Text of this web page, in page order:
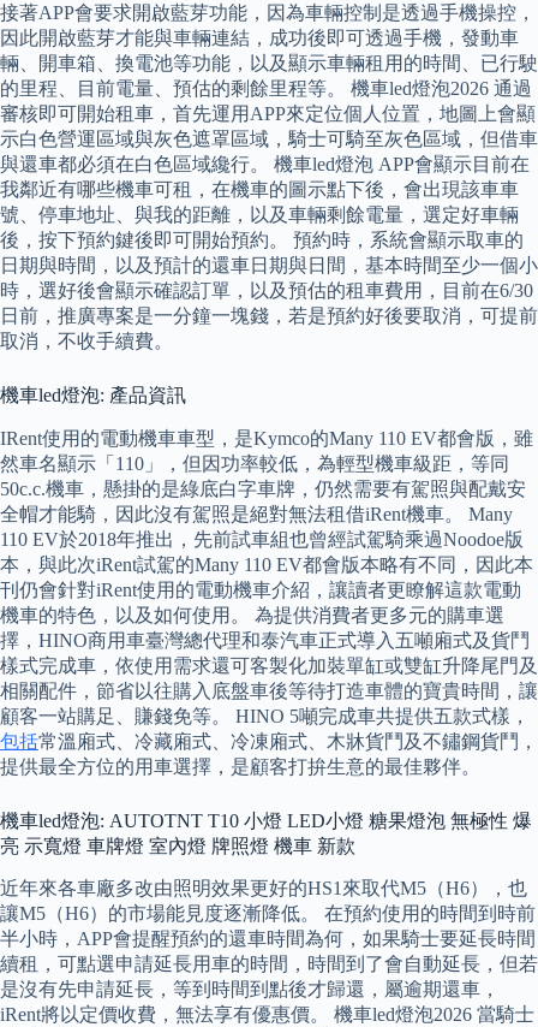
接著APP會要求開啟藍芽功能，因為車輛控制是透過手機操控，
因此開啟藍芽才能與車輛連結，成功後即可透過手機，發動車
輛、開車箱、換電池等功能，以及顯示車輛租用的時間、已行駛
的里程、目前電量、預估的剩餘里程等。 機車led燈泡2026 通過
審核即可開始租車，首先運用APP來定位個人位置，地圖上會顯
示白色營運區域與灰色遮罩區域，騎士可騎至灰色區域，但借車
與還車都必須在白色區域纔行。 機車led燈泡 APP會顯示目前在
我鄰近有哪些機車可租，在機車的圖示點下後，會出現該車車
號、停車地址、與我的距離，以及車輛剩餘電量，選定好車輛
後，按下預約鍵後即可開始預約。 預約時，系統會顯示取車的
日期與時間，以及預計的還車日期與日間，基本時間至少一個小
時，選好後會顯示確認訂單，以及預估的租車費用，目前在6/30
日前，推廣專案是一分鐘一塊錢，若是預約好後要取消，可提前
取消，不收手續費。
機車led燈泡: 產品資訊
IRent使用的電動機車車型，是Kymco的Many 110 EV都會版，雖
然車名顯示「110」，但因功率較低，為輕型機車級距，等同
50c.c.機車，懸掛的是綠底白字車牌，仍然需要有駕照與配戴安
全帽才能騎，因此沒有駕照是絕對無法租借iRent機車。 Many
110 EV於2018年推出，先前試車組也曾經試駕騎乘過Noodoe版
本，與此次iRent試駕的Many 110 EV都會版本略有不同，因此本
刊仍會針對iRent使用的電動機車介紹，讓讀者更瞭解這款電動
機車的特色，以及如何使用。 為提供消費者更多元的購車選
擇，HINO商用車臺灣總代理和泰汽車正式導入五噸廂式及貨鬥
樣式完成車，依使用需求還可客製化加裝單缸或雙缸升降尾門及
相關配件，節省以往購入底盤車後等待打造車體的寶貴時間，讓
顧客一站購足、賺錢免等。 HINO 5噸完成車共提供五款式樣，
包括常溫廂式、冷藏廂式、冷凍廂式、木牀貨鬥及不鏽鋼貨鬥，
提供最全方位的用車選擇，是顧客打拚生意的最佳夥伴。
機車led燈泡: AUTOTNT T10 小燈 LED小燈 糖果燈泡 無極性 爆
亮 示寬燈 車牌燈 室內燈 牌照燈 機車 新款
近年來各車廠多改由照明效果更好的HS1來取代M5（H6），也
讓M5（H6）的市場能見度逐漸降低。 在預約使用的時間到時前
半小時，APP會提醒預約的還車時間為何，如果騎士要延長時間
續租，可點選申請延長用車的時間，時間到了會自動延長，但若
是沒有先申請延長，等到時間到點後才歸還，屬逾期還車，
iRent將以定價收費，無法享有優惠價。 機車led燈泡2026 當騎士